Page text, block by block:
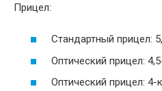
Прицел:
Стандартный прицел:
Оптический прицел:
Оптический прицел: 4-